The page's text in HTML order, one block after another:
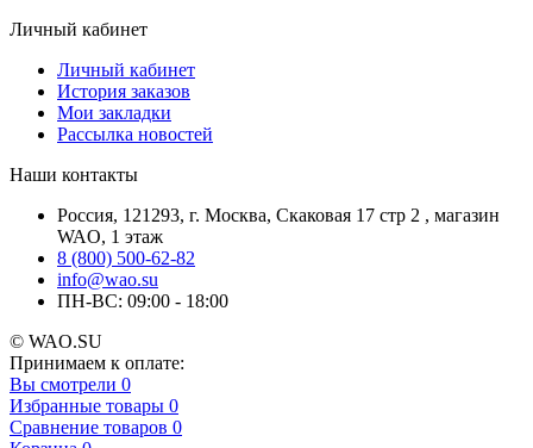
Личный кабинет
Личный кабинет
История заказов
Мои закладки
Рассылка новостей
Наши контакты
Россия, 121293, г. Москва, Скаковая 17 стр 2 , магазин
WAO, 1 этаж
8 (800) 500-62-82
info@wao.su
ПН-ВС: 09:00 - 18:00
© WAO.SU
Принимаем к оплате:
Вы смотрели 0
Избранные товары 0
Сравнение товаров 0